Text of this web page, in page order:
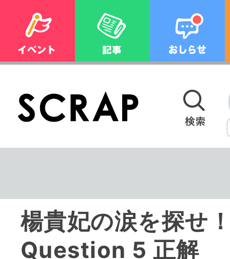
楊貴妃の涙を探
Question 5 正解